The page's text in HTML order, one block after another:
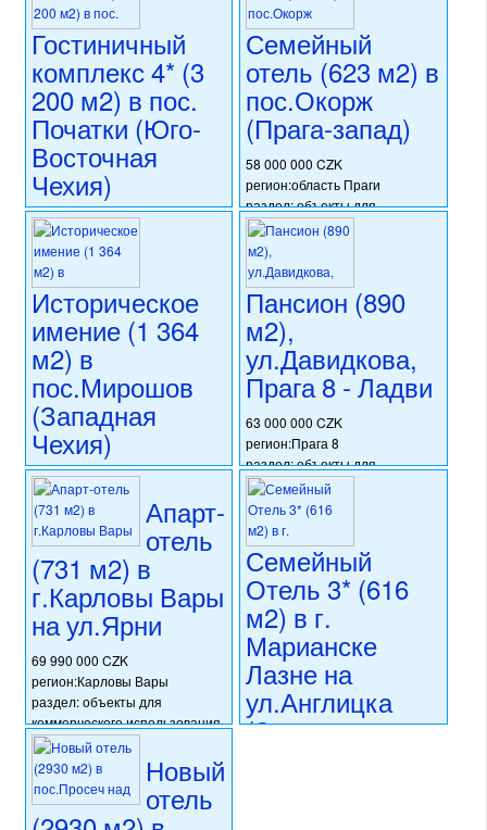
регион:Западная Чехия
раздел: объекты для
коммерческого использования
состояние: стандарт
номер объекта:18194
раздел: объекты для
коммерческого использования
состояние: новостройка
номер объекта:20554
Гостиничный
комплекс 4* (3
200 м2) в пос.
Початки (Юго-
Восточная
Чехия)
49 000 000 CZK
регион:Юго-Восточная Чехия
раздел: объекты для
коммерческого использования
состояние: требуется
частичная реконструкция
номер объекта:16081
Семейный
отель (623 м2) в
пос.Окорж
(Прага-запад)
58 000 000 CZK
регион:область Праги
раздел: объекты для
коммерческого использования
состояние: после
реконструкции
номер объекта:20744
Историческое
имение (1 364
м2) в
пос.Мирошов
(Западная
Чехия)
59 000 000 CZK
регион:Западная Чехия
раздел: объекты для
коммерческого использования
состояние: после
реконструкции
номер объекта:19311
Пансион (890
м2),
ул.Давидкова,
Прага 8 - Ладви
63 000 000 CZK
регион:Прага 8
раздел: объекты для
коммерческого использования
состояние: после
реконструкции
номер объекта:15457
Апарт-
отель
(731 м2) в
г.Карловы Вары
на ул.Ярни
69 990 000 CZK
регион:Карловы Вары
раздел: объекты для
коммерческого использования
состояние: стандарт
номер объекта:
20659
Семейный
Отель 3* (616
м2) в г.
Марианске
Лазне на
ул.Англицка
(Западная
Новый
отель